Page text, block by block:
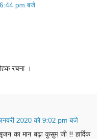
pm बजे
रचना ।
2020 को 9:02 pm बजे
का मान बढ़ा कुसुम जी !! हार्दिक